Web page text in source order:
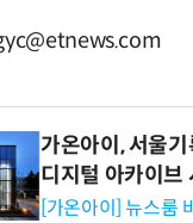
가온아이, 서울기
디지털 아카이브
수행
[가온아이] 뉴스룸